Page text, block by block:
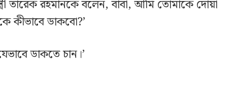
তারেক রহমানকে বলেন, বাবা, আমি তোমাকে দোয়া
কীভাবে ডাকবো?’
ডাকতে চান।’